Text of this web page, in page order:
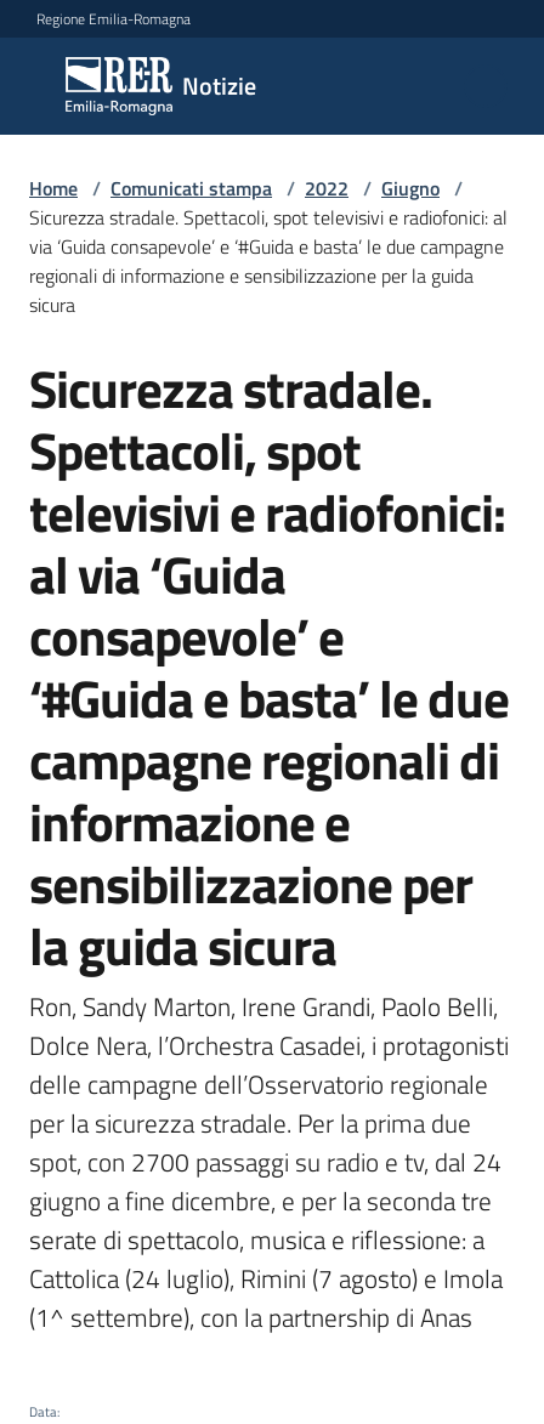
Vai al contenuto
Vai alla navigazione
Vai al footer
Regione Emilia-Romagna
Notizie
Notizie
Comunicati
stampa
Menu selezionato
Cerca
un
Risorse
Agenzia
di
e
comunicazione
Seguici
su
Home / Comunicati stampa / 2022 / Giugno /
Sicurezza stradale. Spettacoli, spot televisivi e radiofonici: al
via ‘Guida consapevole’ e ‘#Guida e basta’ le due campagne
regionali di informazione e sensibilizzazione per la guida
sicura
Salta al contenuto
Sicurezza stradale.
Spettacoli, spot
televisivi e radiofonici:
al via ‘Guida
consapevole’ e
‘#Guida e basta’ le due
campagne regionali di
informazione e
sensibilizzazione per
la guida sicura
Ron, Sandy Marton, Irene Grandi, Paolo Belli,
Dolce Nera, l’Orchestra Casadei, i protagonisti
delle campagne dell’Osservatorio regionale
per la sicurezza stradale. Per la prima due
spot, con 2700 passaggi su radio e tv, dal 24
giugno a fine dicembre, e per la seconda tre
serate di spettacolo, musica e riflessione: a
Cattolica (24 luglio), Rimini (7 agosto) e Imola
(1^ settembre), con la partnership di Anas
Data: